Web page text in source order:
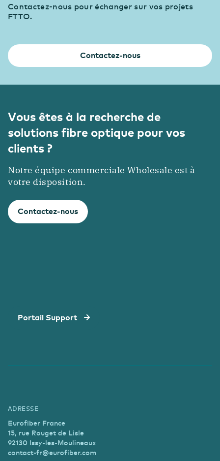
Contactez-nous pour échanger sur vos projets
FTTO.
Contactez-nous
Vous êtes à la recherche de
solutions fibre optique pour vos
clients ?
Notre équipe commerciale Wholesale est à
votre disposition.
Contactez-nous
Portail Support
ADRESSE
Eurofiber France
15, rue Rouget de Lisle
92130 Issy-les-Moulineaux
contact-fr@eurofiber.com